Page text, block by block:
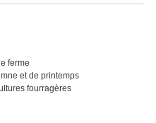
ferme
et de printemps
fourragères